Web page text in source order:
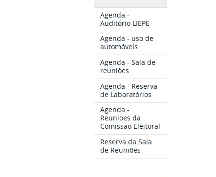
Agenda -
Auditório LIEPE
Agenda - uso de
automóveis
Agenda - Sala de
reuniões
Agenda - Reserva
de Laboratórios
Agenda -
Reunioes da
Comissao Eleitoral
Reserva da Sala
de Reuniões